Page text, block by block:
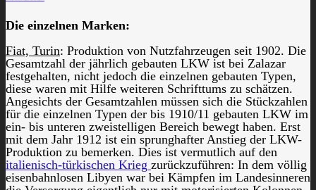
Die einzelnen Marken:
Fiat, Turin: Produktion von Nutzfahrzeugen seit 1902. Die
Gesamtzahl der jährlich gebauten LKW ist bei Zalazar
festgehalten, nicht jedoch die einzelnen gebauten Typen,
diese waren mit Hilfe weiteren Schrifttums zu schätzen.
Angesichts der Gesamtzahlen müssen sich die Stückzahlen
für die einzelnen Typen der bis 1910/11 gebauten LKW im
ein- bis unteren zweistelligen Bereich bewegt haben. Erst
mit dem Jahr 1912 ist ein sprunghafter Anstieg der LKW-
Produktion zu bemerken. Dies ist vermutlich auf den
italienisch-türkischen Krieg zurückzuführen: In dem völlig
eisenbahnlosen Libyen war bei Kämpfen im Landesinneren